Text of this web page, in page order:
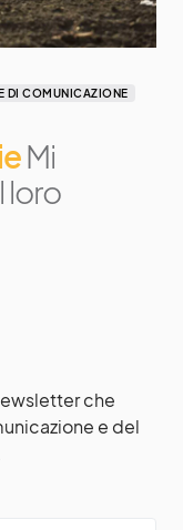
DI COMUNICAZIONE
Mi
loro
che
e del